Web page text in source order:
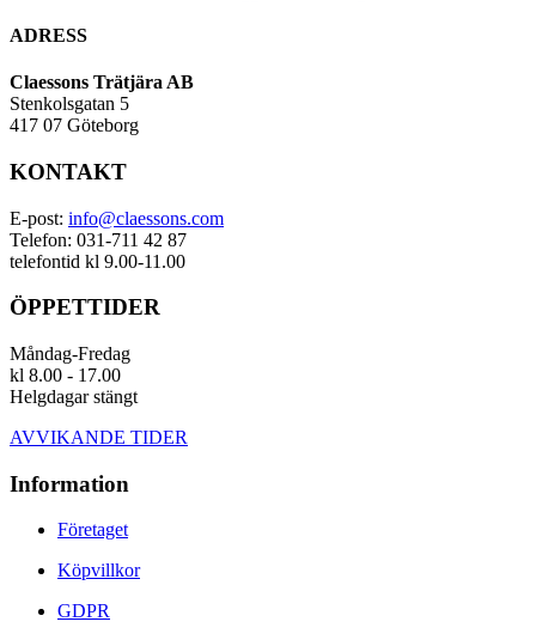
ADRESS
Claessons Trätjära AB
Stenkolsgatan 5
417 07 Göteborg
KONTAKT
E-post: info@claessons.com
Telefon: 031-711 42 87
telefontid kl 9.00-11.00
ÖPPETTIDER
Måndag-Fredag
kl 8.00 - 17.00
Helgdagar stängt
AVVIKANDE TIDER
Information
Företaget
Köpvillkor
GDPR